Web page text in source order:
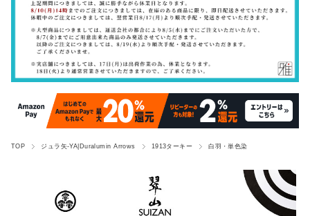
TOP ジュラ矢-YA|Duralumin Arrows 1913ターキー 白羽・単色染